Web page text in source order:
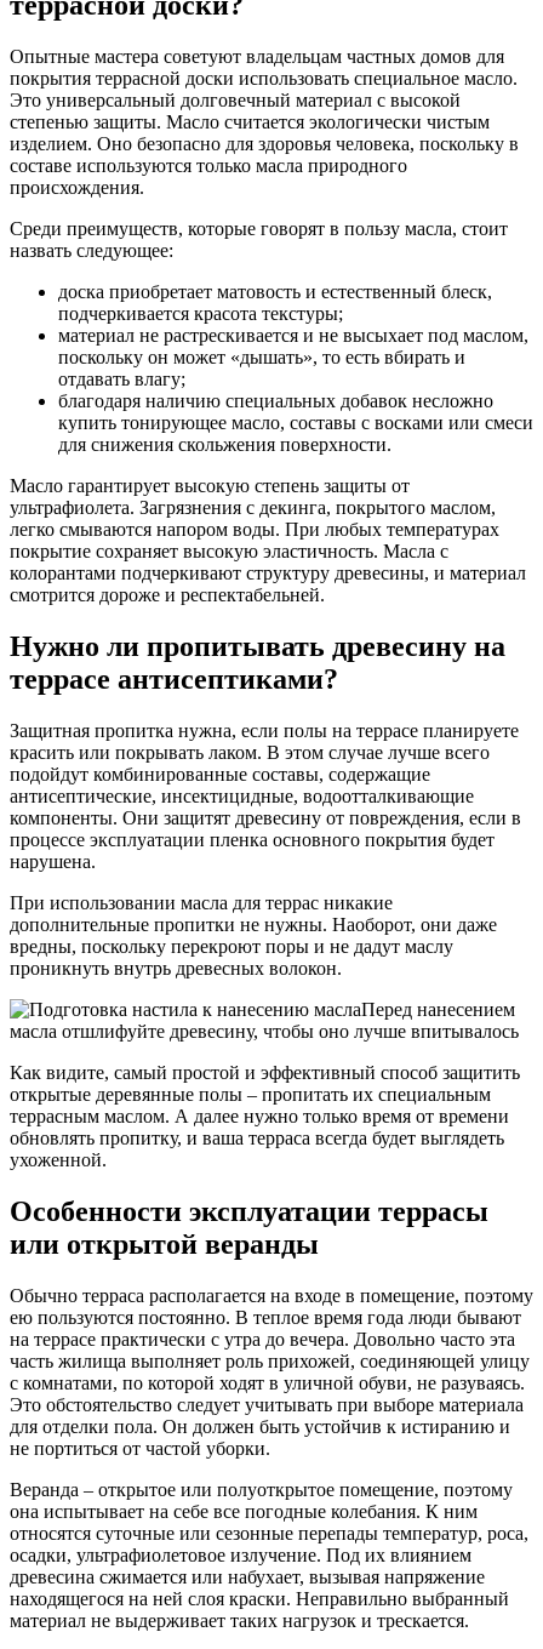
Опытные мастера советуют владельцам частных домов для
покрытия террасной доски использовать специальное масло.
Это универсальный долговечный материал с высокой
степенью защиты. Масло считается экологически чистым
изделием. Оно безопасно для здоровья человека, поскольку в
составе используются только масла природного
происхождения.
Среди преимуществ, которые говорят в пользу масла, стоит
назвать следующее:
доска приобретает матовость и естественный блеск,
подчеркивается красота текстуры;
материал не растрескивается и не высыхает под маслом,
поскольку он может «дышать», то есть вбирать и
отдавать влагу;
благодаря наличию специальных добавок несложно
купить тонирующее масло, составы с восками или смеси
для снижения скольжения поверхности.
Масло гарантирует высокую степень защиты от
ультрафиолета. Загрязнения с декинга, покрытого маслом,
легко смываются напором воды. При любых температурах
покрытие сохраняет высокую эластичность. Масла с
колорантами подчеркивают структуру древесины, и материал
смотрится дороже и респектабельней.
Нужно ли пропитывать древесину на
террасе антисептиками?
Защитная пропитка нужна, если полы на террасе планируете
красить или покрывать лаком. В этом случае лучше всего
подойдут комбинированные составы, содержащие
антисептические, инсектицидные, водоотталкивающие
компоненты. Они защитят древесину от повреждения, если в
процессе эксплуатации пленка основного покрытия будет
нарушена.
При использовании масла для террас никакие
дополнительные пропитки не нужны. Наоборот, они даже
вредны, поскольку перекроют поры и не дадут маслу
проникнуть внутрь древесных волокон.
Перед нанесением
масла отшлифуйте древесину, чтобы оно лучше впитывалось
Как видите, самый простой и эффективный способ защитить
открытые деревянные полы – пропитать их специальным
террасным маслом. А далее нужно только время от времени
обновлять пропитку, и ваша терраса всегда будет выглядеть
ухоженной.
Особенности эксплуатации террасы
или открытой веранды
Обычно терраса располагается на входе в помещение, поэтому
ею пользуются постоянно. В теплое время года люди бывают
на террасе практически с утра до вечера. Довольно часто эта
часть жилища выполняет роль прихожей, соединяющей улицу
с комнатами, по которой ходят в уличной обуви, не разуваясь.
Это обстоятельство следует учитывать при выборе материала
для отделки пола. Он должен быть устойчив к истиранию и
не портиться от частой уборки.
Веранда – открытое или полуоткрытое помещение, поэтому
она испытывает на себе все погодные колебания. К ним
относятся суточные или сезонные перепады температур, роса,
осадки, ультрафиолетовое излучение. Под их влиянием
древесина сжимается или набухает, вызывая напряжение
находящегося на ней слоя краски. Неправильно выбранный
материал не выдерживает таких нагрузок и трескается.